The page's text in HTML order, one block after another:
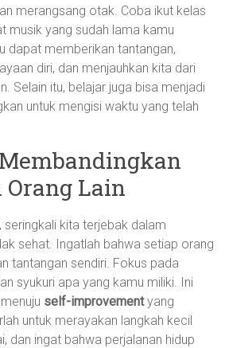
merangsang otak. Coba ikut kelas
musik yang sudah lama kamu
dapat memberikan tantangan,
diri, dan menjauhkan kita dari
Selain itu, belajar juga bisa menjadi
untuk mengisi waktu yang telah
Lain
seringkali kita terjebak dalam
sehat. Ingatlah bahwa setiap orang
tantangan sendiri. Fokus pada
syukuri apa yang kamu miliki. Ini
self-improvementyang
untuk merayakan langkah kecil
dan ingat bahwa perjalanan hidup